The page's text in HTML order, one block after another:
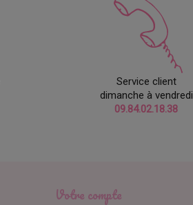
Service client
dimanche à vendredi
09.84.02.18.38
Votre compte